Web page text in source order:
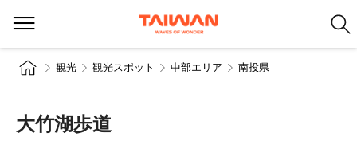
観光 観光スポット 中部エリア 南投県
大竹湖歩道